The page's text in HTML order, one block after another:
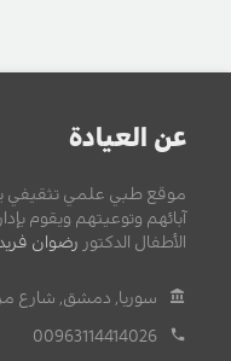
عن العيادة
موقع طبي علمي تثقيفي
آبائهم وتوعيتهم ويقوم
الأطفال الدكتور رضوان
سوريا, دمشق, شارع
00963114414026